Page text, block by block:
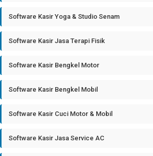
Software Kasir Yoga & Studio Senam
Software Kasir Jasa Terapi Fisik
Software Kasir Bengkel Motor
Software Kasir Bengkel Mobil
Software Kasir Cuci Motor & Mobil
Software Kasir Jasa Service AC